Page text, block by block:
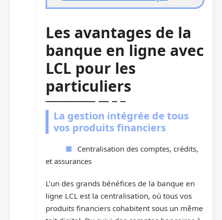
Les avantages de la
banque en ligne avec
LCL pour les
particuliers
La gestion intégrée de tous
vos produits financiers
Centralisation des comptes, crédits,
et assurances
L’un des grands bénéfices de la banque en
ligne LCL est la centralisation, où tous vos
produits financiers cohabitent sous un même